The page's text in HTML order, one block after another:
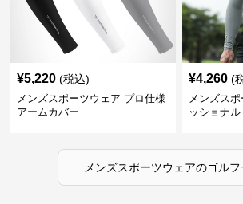
¥5,220 (税込)
メンズスポーツウェア プロ仕様
アームカバー
¥4,260 (
メンズス
ッショナ
メンズスポーツウェアのゴルフ